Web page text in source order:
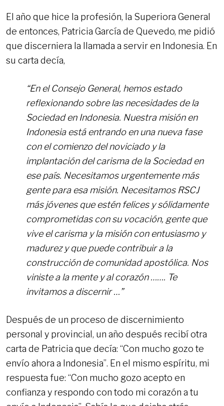
El año que hice la profesión, la Superiora General
de entonces, Patricia García de Quevedo, me pidió
que discerniera la llamada a servir en Indonesia. En
su carta decía,
“En el Consejo General, hemos estado
reflexionando sobre las necesidades de la
Sociedad en Indonesia. Nuestra misión en
Indonesia está entrando en una nueva fase
con el comienzo del noviciado y la
implantación del carisma de la Sociedad en
ese país. Necesitamos urgentemente más
gente para esa misión. Necesitamos RSCJ
más jóvenes que estén felices y sólidamente
comprometidas con su vocación, gente que
vive el carisma y la misión con entusiasmo y
madurez y que puede contribuir a la
construcción de comunidad apostólica. Nos
viniste a la mente y al corazón ……. Te
invitamos a discernir …”
Después de un proceso de discernimiento
personal y provincial, un año después recibí otra
carta de Patricia que decía: “Con mucho gozo te
envío ahora a Indonesia”. En el mismo espíritu, mi
respuesta fue: “Con mucho gozo acepto en
confianza y respondo con todo mi corazón a tu